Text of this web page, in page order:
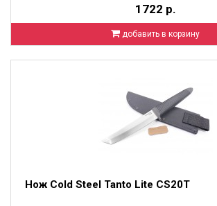
1722 р.
добавить в корзину
Нож Cold Steel Tanto Lite CS20T